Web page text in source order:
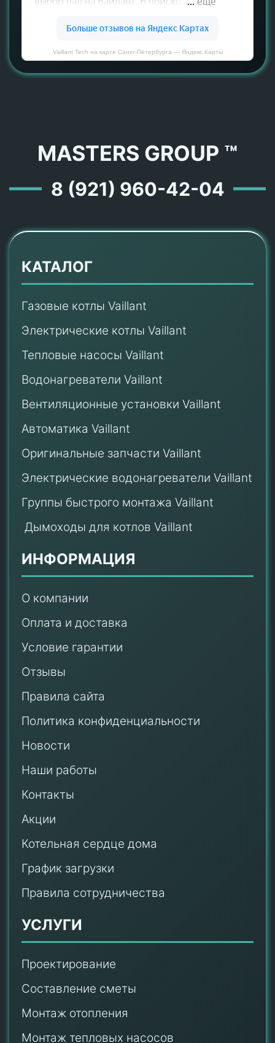
Vaillant Tech на карте Санкт‑Петербурга — Яндекс Карты
MASTERS GROUP ™
8 (921) 960-42-04
КАТАЛОГ
Газовые котлы Vaillant
Электрические котлы Vaillant
Тепловые насосы Vaillant
Водонагреватели Vaillant
Вентиляционные установки Vaillant
Автоматика Vaillant
Оригинальные запчасти Vaillant
Электрические водонагреватели Vaillant
Группы быстрого монтажа Vaillant
Дымоходы для котлов Vaillant
ИНФОРМАЦИЯ
О компании
Оплата и доставка
Условие гарантии
Отзывы
Правила сайта
Политика конфиденциальности
Новости
Наши работы
Контакты
Акции
Котельная сердце дома
График загрузки
Правила сотрудничества
УСЛУГИ
Проектирование
Составление сметы
Монтаж отопления
Монтаж тепловых насосов